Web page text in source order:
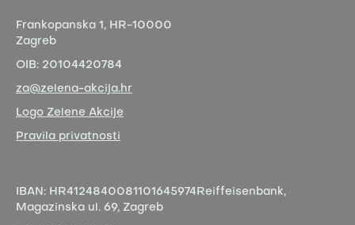
Frankopanska 1, HR-10000
Zagreb
OIB: 20104420784
za@zelena-akcija.hr
Logo Zelene Akcije
Pravila privatnosti
IBAN: HR4124840081101645974 Reiffeisenbank,
Magazinska ul. 69, Zagreb